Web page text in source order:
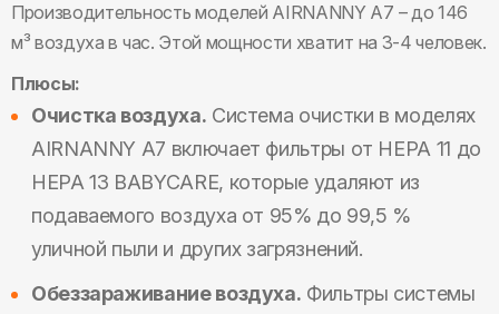
Производительность моделей AIRNANNY A7 – до 146
м³ воздуха в час. Этой мощности хватит на 3-4 человек.
Плюсы:
Очистка воздуха. Система очистки в моделях
AIRNANNY A7 включает фильтры от НЕРА 11 до
НЕРА 13 BABYCARE, которые удаляют из
подаваемого воздуха от 95% до 99,5 %
уличной пыли и других загрязнений.
Обеззараживание воздуха. Фильтры системы